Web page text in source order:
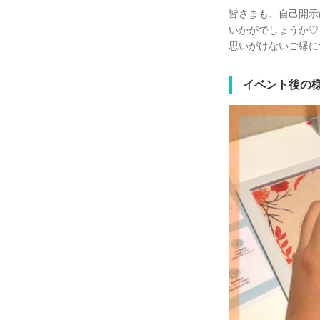
皆さまも、自己開
いかがでしょうか♡
思いがけないご縁
イベント後の